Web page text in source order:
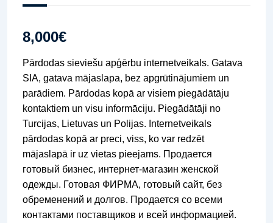
8,000€
Pārdodas sieviešu apģērbu internetveikals. Gatava
SIA, gatava mājaslapa, bez apgrūtinājumiem un
parādiem. Pārdodas kopā ar visiem piegādātāju
kontaktiem un visu informāciju. Piegādātāji no
Turcijas, Lietuvas un Polijas. Internetveikals
pārdodas kopā ar preci, viss, ko var redzēt
mājaslapā ir uz vietas pieejams. Продается
готовый бизнес, интернет-магазин женской
одежды. Готовая ФИРМА, готовый сайт, без
обременений и долгов. Продается со всеми
контактами поставщиков и всей информацией.